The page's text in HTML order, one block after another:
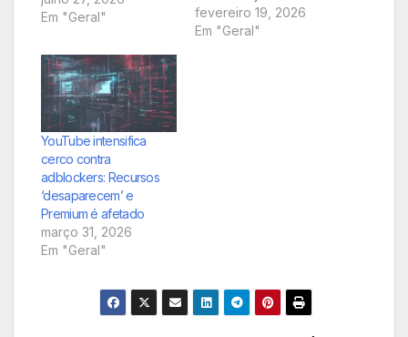
Em "Geral"
significativa em suas
diretrizes de
mundo.
fevereiro 19, 2026
Em "Geral"
YouTube intensifica
cerco contra
adblockers: Recursos
‘desaparecem’ e
Premium é afetado
março 31, 2026
Em "Geral"